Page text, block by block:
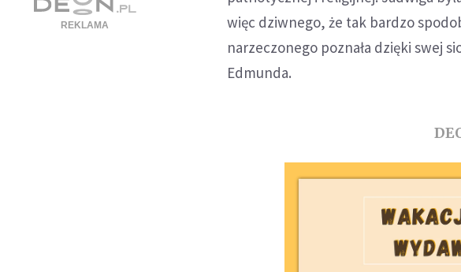
więc dziwnego, że tak bardzo
narzeczonego poznała dzięki swej
Edmunda.